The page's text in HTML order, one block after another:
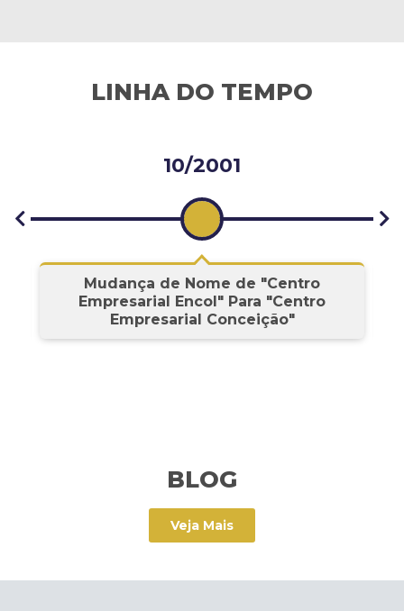
LINHA DO TEMPO
10/2001
Mudança de Nome de "Centro
Empresarial Encol" Para "Centro
Empresarial Conceição"
BLOG
Veja Mais